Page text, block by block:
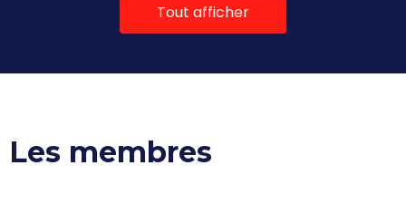
Tout afficher
Les membres